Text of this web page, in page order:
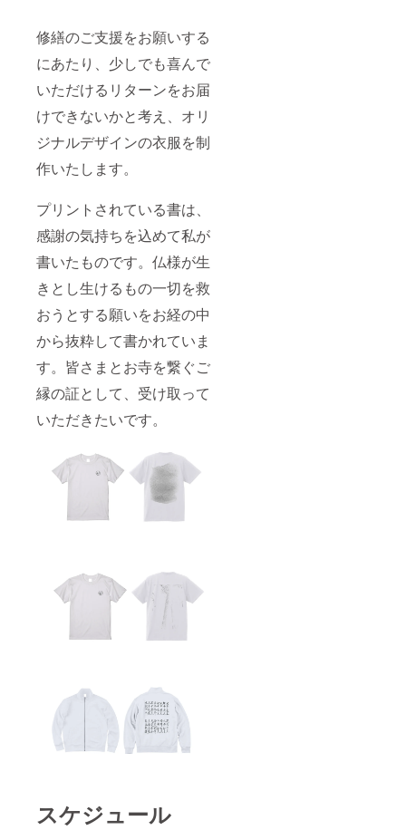
修繕のご支援をお願いする
にあたり、少しでも喜んで
いただけるリターンをお届
けできないかと考え、オリ
ジナルデザインの衣服を制
作いたします。
プリントされている書は、
感謝の気持ちを込めて私が
書いたものです。仏様が生
きとし生けるもの一切を救
おうとする願いをお経の中
から抜粋して書かれていま
す。皆さまとお寺を繋ぐご
縁の証として、受け取って
いただきたいです。
スケジュール